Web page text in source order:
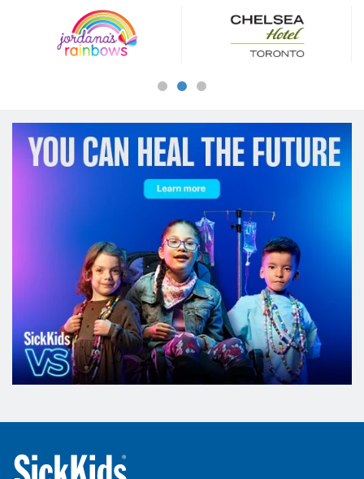
Sponsors